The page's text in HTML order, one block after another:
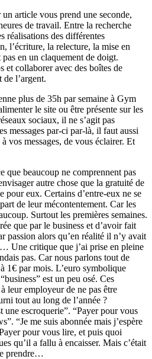
article vous prend une seconde,
de travail. Entre la recherche
réalisations des différentes
l’écriture, la relecture, la mise en
en un claquement de doigt.
et collaborer avec des boîtes de
l’argent.
plus de 35h par semaine à Gym
le site ou être présente sur les
sociaux, il ne s’agit pas
messages par-ci par-là, il faut aussi
vos messages, de vous éclairer. Et
que beaucoup ne comprennent pas
autre chose que la gratuité de
pour eux. Certains d’entre-eux ne se
de leur mécontentement. Car les
Surtout les premières semaines.
que par le business et d’avoir fait
passion alors qu’en réalité il n’y avait
Une critique que j’ai prise en pleine
pas. Car nous parlons tout de
1€ par mois. L’euro symbolique
est un peu osé. Ces
leur employeur de ne pas être
tout au long de l’année ?
une escroquerie”. “Payer pour vous
“Je me suis abonnée mais j’espère
pour vous lire, et puis quoi
qu’il a fallu à encaisser. Mais c’était
prendre…